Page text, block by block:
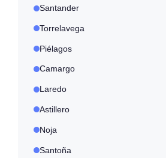
Santander
Torrelavega
Piélagos
Camargo
Laredo
Astillero
Noja
Santoña